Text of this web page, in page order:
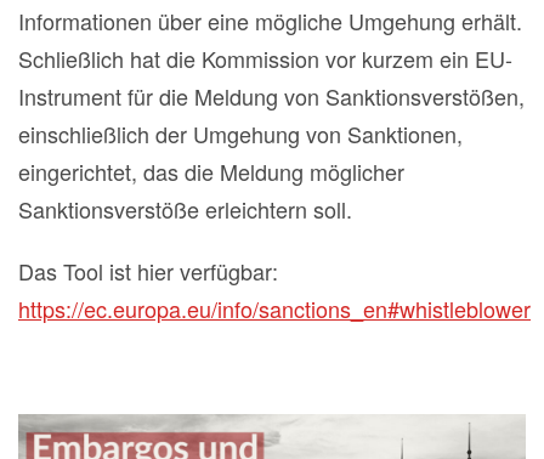
Informationen über eine mögliche Umgehung erhält.
Schließlich hat die Kommission vor kurzem ein EU-
Instrument für die Meldung von Sanktionsverstößen,
einschließlich der Umgehung von Sanktionen,
eingerichtet, das die Meldung möglicher
Sanktionsverstöße erleichtern soll.
Das Tool ist hier verfügbar:
https://ec.europa.eu/info/sanctions_en#whistleblower